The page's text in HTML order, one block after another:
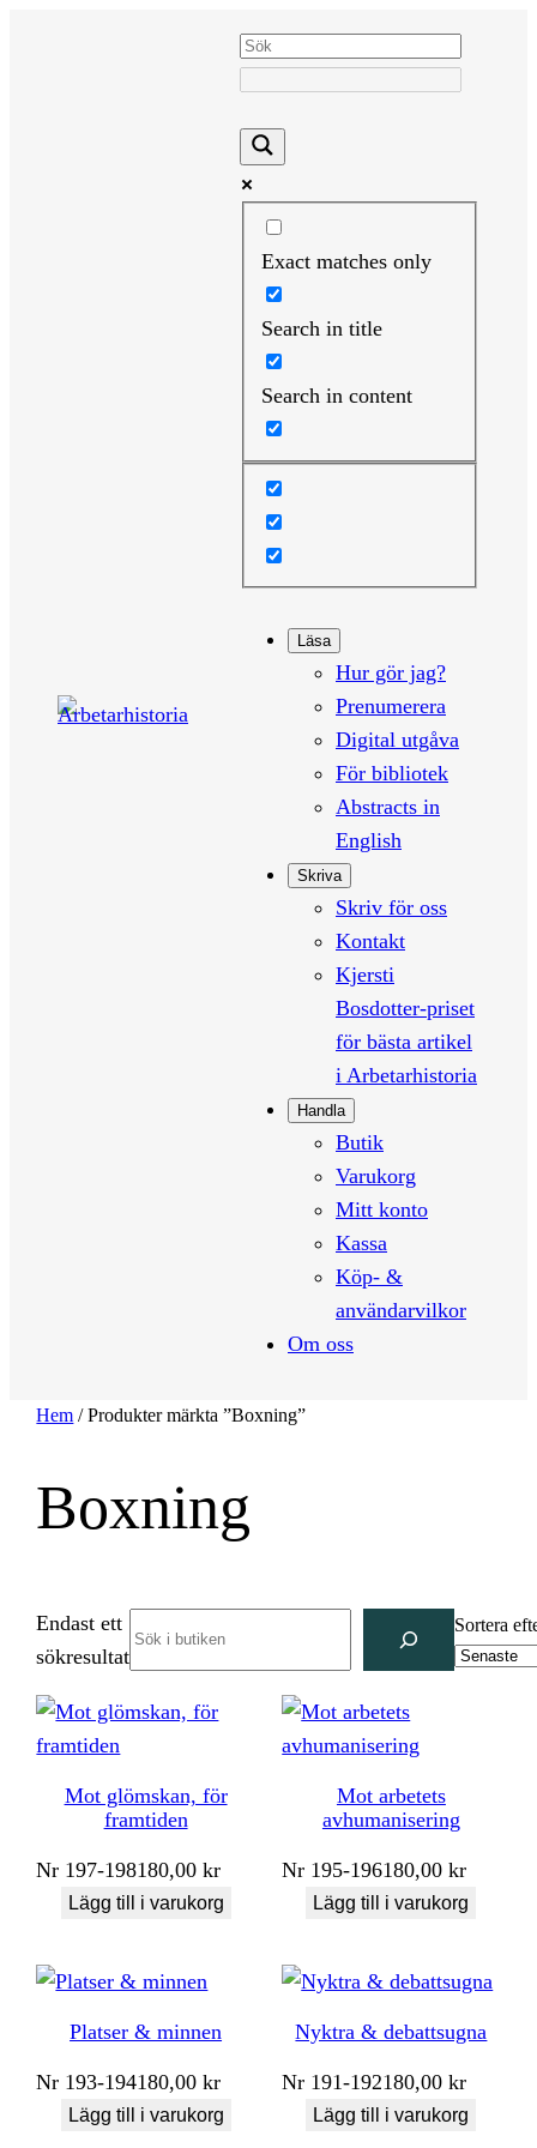
Exact matches only
Search in title
Search in content
Läsa
Hur gör jag?
Prenumerera
Digital utgåva
För bibliotek
Abstracts in
English
Skriva
Skriv för oss
Kontakt
Kjersti
Bosdotter-priset
för bästa artikel
i Arbetarhistoria
Handla
Butik
Varukorg
Mitt konto
Kassa
Köp- &
användarvilkor
Om oss
Hem / Produkter märkta ”Boxning”
Boxning
Endast ett
sökresultat
Sortera
Mot glömskan, för
framtiden
Nr 197-198180,00kr
Lägg till i varukorg
Mot arbetets
avhumanisering
Nr 195-196180,00kr
Lägg till i varukorg
Platser & minnen
Nr 193-194180,00kr
Lägg till i varukorg
Nyktra & debattsugna
Nr 191-192180,00kr
Lägg till i varukorg